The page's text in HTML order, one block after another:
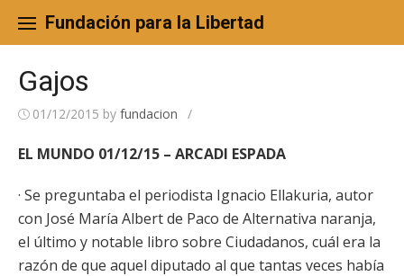
content
Fundación para la Libertad
Gajos
01/12/2015 by fundacion /
EL MUNDO 01/12/15 – ARCADI ESPADA
· Se preguntaba el periodista Ignacio Ellakuria, autor
con José María Albert de Paco de Alternativa naranja,
el último y notable libro sobre Ciudadanos, cuál era la
razón de que aquel diputado al que tantas veces había